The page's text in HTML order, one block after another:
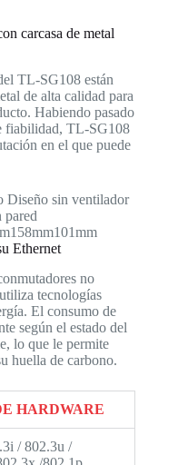
carcasa de metal
TL-SG108 están
de alta calidad para
Habiendo pasado
fiabilidad, TL-SG108
en el que puede
Diseñosinventilador
pared
158mm101mm
Ethernet
no
tecnologías
El consumo de
según el estado del
lo que le permite
huella de carbono.
HARDWARE
/ 802.3u /